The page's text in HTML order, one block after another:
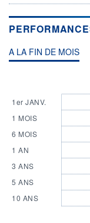
A LA FIN DE MOIS
1er JANV.
1 MOIS
6 MOIS
1 AN
3 ANS
5 ANS
10 ANS